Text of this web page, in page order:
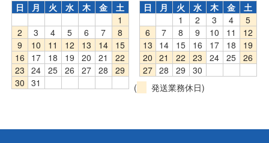
日
月 火 水 木 金
土
1
2
3 4 5 6 7
8
9
10 11 12 13 14
15
16
17 18 19 20 21
22
23
24 25 26 27 28
29
30
31
日
月 火 水 木 金
土
1
2 3 4
5
6
7 8 9 10 11
12
13
14 15 16 17 18
19
20
21 22 23 24 25
26
27 28 29
30
(
発送業務休日)